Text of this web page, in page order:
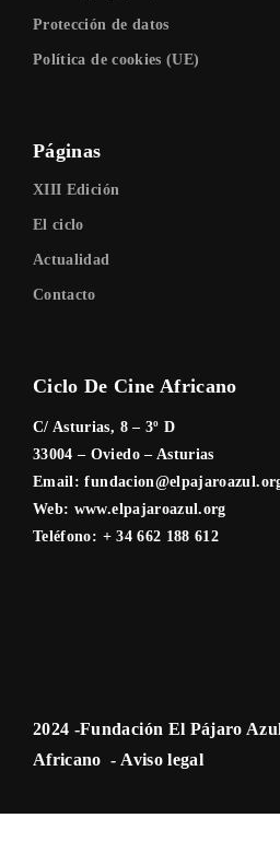
Protección de datos
Política de cookies (UE)
Páginas
XIII Edición
El ciclo
Actualidad
Contacto
Ciclo De Cine Africano
C/ Asturias, 8 – 3º D
33004 – Oviedo – Asturias
Email:
Web: www.elpajaroazul.org
Teléfono: + 34 662 188 612
2024 -Fundación El Pájaro
Africano - Aviso legal